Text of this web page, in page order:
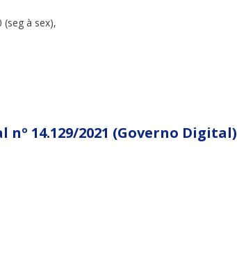
(seg à sex),
14.129/2021 (Governo Digital)